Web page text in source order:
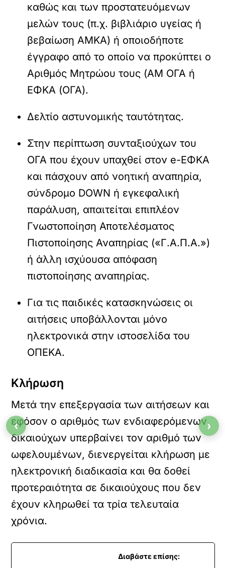
καθώς και των προστατευόμενων
μελών τους (π.χ. βιβλιάριο υγείας ή
βεβαίωση ΑΜΚΑ) ή οποιοδήποτε
έγγραφο από το οποίο να προκύπτει ο
Αριθμός Μητρώου τους (ΑΜ ΟΓΑ ή
ΕΦΚΑ (ΟΓΑ).
Δελτίο αστυνομικής ταυτότητας.
Στην περίπτωση συνταξιούχων του
ΟΓΑ που έχουν υπαχθεί στον e-ΕΦΚΑ
και πάσχουν από νοητική αναπηρία,
σύνδρομο DOWN ή εγκεφαλική
παράλυση, απαιτείται επιπλέον
Γνωστοποίηση Αποτελέσματος
Πιστοποίησης Αναπηρίας («Γ.Α.Π.Α.»)
ή άλλη ισχύουσα απόφαση
πιστοποίησης αναπηρίας.
Για τις παιδικές κατασκηνώσεις οι
αιτήσεις υποβάλλονται μόνο
ηλεκτρονικά στην ιστοσελίδα του
ΟΠΕΚΑ.
Κλήρωση
Μετά την επεξεργασία των αιτήσεων και
εφόσον ο αριθμός των ενδιαφερόμενων
δικαιούχων υπερβαίνει τον αριθμό των
ωφελουμένων, διενεργείται κλήρωση με
ηλεκτρονική διαδικασία και θα δοθεί
προτεραιότητα σε δικαιούχους που δεν
έχουν κληρωθεί τα τρία τελευταία
χρόνια.
Διαβάστε επίσης:
‹ ›